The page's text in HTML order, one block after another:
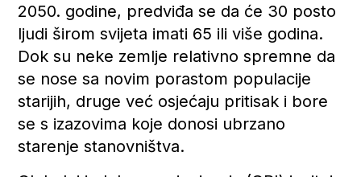
2050. godine, predviđa se da će 30 posto
ljudi širom svijeta imati 65 ili više godina.
Dok su neke zemlje relativno spremne da
se nose sa novim porastom populacije
starijih, druge već osjećaju pritisak i bore
se s izazovima koje donosi ubrzano
starenje stanovništva.